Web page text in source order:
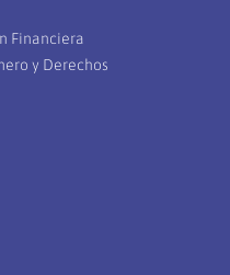
Financiera
y Derechos